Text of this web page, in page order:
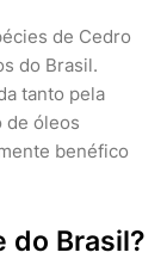
de Cedro
do Brasil.
tanto pela
de óleos
benéfico
do Brasil?